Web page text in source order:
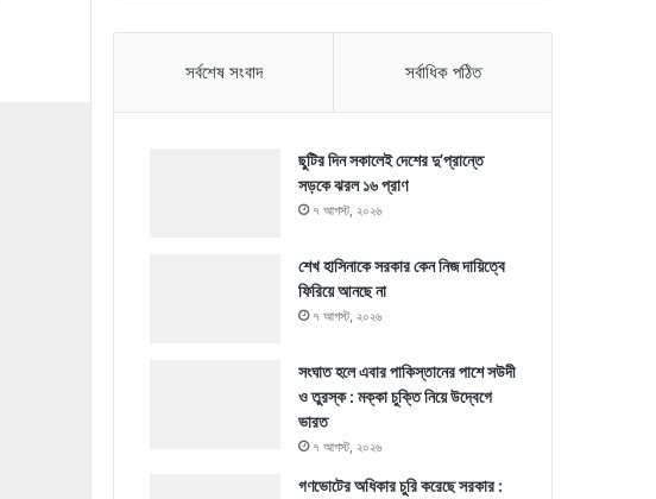
সর্বশেষ সংবাদ সর্বাধিক পঠিত
ছুটির দিন সকালেই দেশের দু’প্রান্তে
সড়কে ঝরল ১৬ প্রাণ
৭ আগস্ট, ২০২৬
শেখ হাসিনাকে সরকার কেন নিজ দায়িত্বে
ফিরিয়ে আনছে না
৭ আগস্ট, ২০২৬
সংঘাত হলে এবার পাকিস্তানের পাশে সউদী
ও তুরস্ক : মক্কা চুক্তি নিয়ে উদ্বেগে
ভারত
৭ আগস্ট, ২০২৬
গণভোটের অধিকার চুরি করেছে সরকার :